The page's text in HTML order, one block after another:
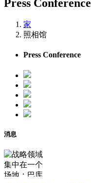
Press Conference
家
照相馆
Press Conference
消息